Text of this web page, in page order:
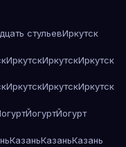
стульевИркутск
ИркутскИркутскИркутск
ИркутскИркутскИркутск
ЙогуртЙогурт
КазаньКазаньКазань